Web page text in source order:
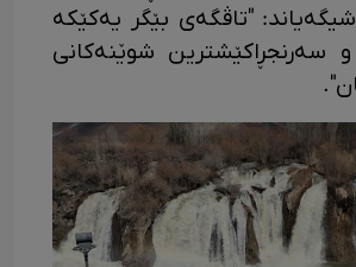
"تاڤگەی بێگر یەکێکه
سەرنجڕاکێشترین شوێنەکانی